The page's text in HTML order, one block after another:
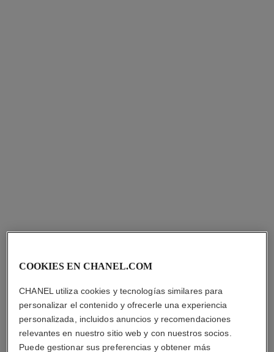
COOKIES EN CHANEL.COM
CHANEL utiliza cookies y tecnologías similares para
personalizar el contenido y ofrecerle una experiencia
personalizada, incluidos anuncios y recomendaciones
relevantes en nuestro sitio web y con nuestros socios.
Puede gestionar sus preferencias y obtener más